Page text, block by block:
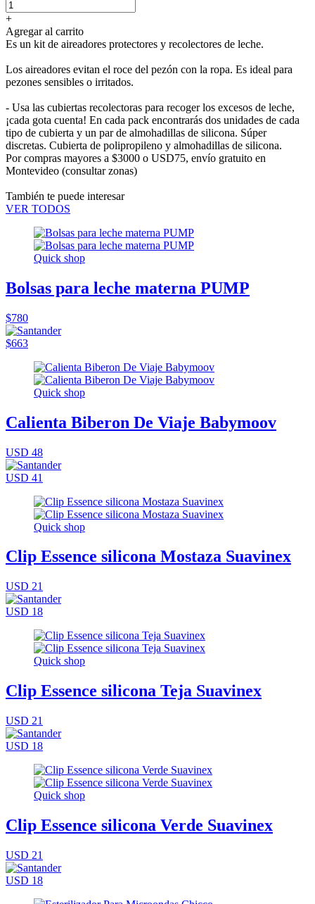
+
Agregar al carrito
Es un kit de aireadores protectores y recolectores de leche.
Los aireadores evitan el roce del pezón con la ropa. Es ideal para
pezones sensibles o irritados.
- Usa las cubiertas recolectoras para recoger los excesos de leche,
¡cada gota cuenta! En cada pack encontrarás dos unidades de cada
tipo de cubierta y un par de almohadillas de silicona. Súper
discretas. Cubierta de polipropileno y almohadillas de silicona.
Por compras mayores a $3000 o USD75, envío gratuito en
Montevideo (consultar zonas)
También te puede interesar
VER TODOS
Quick shop
Bolsas para leche materna PUMP
$780
$663
Quick shop
Calienta Biberon De Viaje Babymoov
USD 48
USD 41
Quick shop
Clip Essence silicona Mostaza Suavinex
USD 21
USD 18
Quick shop
Clip Essence silicona Teja Suavinex
USD 21
USD 18
Quick shop
Clip Essence silicona Verde Suavinex
USD 21
USD 18